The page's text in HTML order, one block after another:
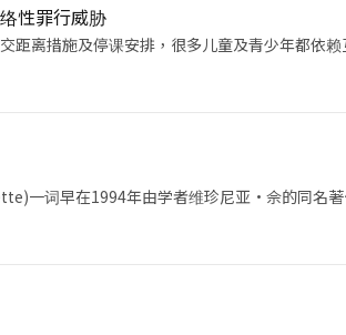
性罪行威胁
距离措施及停课安排，很多儿童及青少年都依
一词早在1994年由学者维珍尼亚·佘的同名